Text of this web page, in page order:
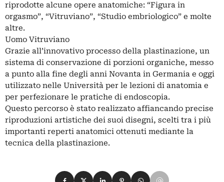
riprodotte alcune opere anatomiche: “Figura in
orgasmo”, “Vitruviano”, “Studio embriologico” e molte
altre.
Uomo Vitruviano
Grazie all’innovativo processo della plastinazione, un
sistema di conservazione di porzioni organiche, messo
a punto alla fine degli anni Novanta in Germania e oggi
utilizzato nelle Università per le lezioni di anatomia e
per perfezionare le pratiche di endoscopia.
Questo percorso è stato realizzato affiancando precise
riproduzioni artistiche dei suoi disegni, scelti tra i più
importanti reperti anatomici ottenuti mediante la
tecnica della plastinazione.
Condividi su Facebook
Condividi su X
Condividi su LinkedIn
Condividi su Pinterest
Condividi su WhatsApp
Condividi su Email